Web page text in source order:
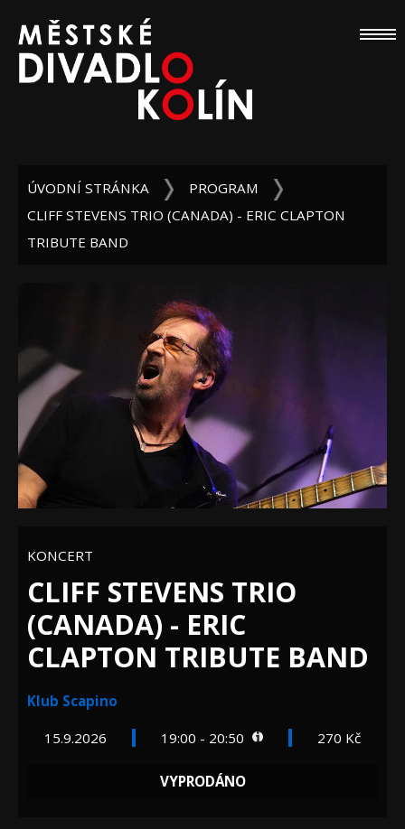
ÚVODNÍ STRÁNKA
PROGRAM
CLIFF STEVENS TRIO (CANADA) - ERIC CLAPTON
TRIBUTE BAND
KONCERT
CLIFF STEVENS TRIO
(CANADA) - ERIC
CLAPTON TRIBUTE BAND
Klub Scapino
15.9.2026 19:00 - 20:50 270 Kč
VYPRODÁNO